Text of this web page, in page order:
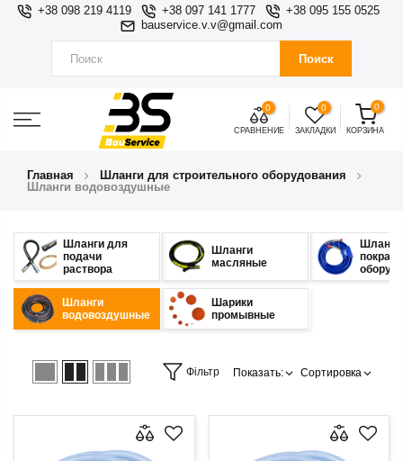
+38 098 219 4119 +38 097 141 1777
+38 095 155 0525
bauservice.v.v@gmail.com
Поиск
0
СРАВНЕНИЕ
0
ЗАКЛАДКИ
0
КОРЗИНА
Главная
Шланги для строительного оборудования
Шланги водовоздушные
Шланги для
подачи
раствора
Шланги
масляные
Шланги
водовоздушные
Шарики
промывные
Фільтр Показать: Сортировка